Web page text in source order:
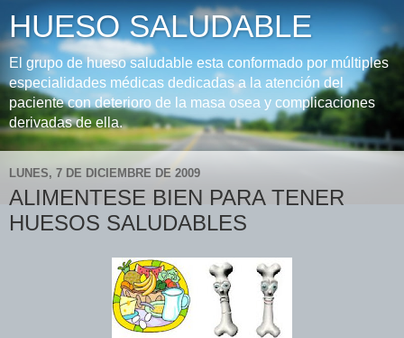
HUESO SALUDABLE
El grupo de hueso saludable esta conformado por múltiples
especialidades médicas dedicadas a la atención del
paciente con deterioro de la masa osea y complicaciones
derivadas de ella.
LUNES, 7 DE DICIEMBRE DE 2009
ALIMENTESE BIEN PARA TENER
HUESOS SALUDABLES